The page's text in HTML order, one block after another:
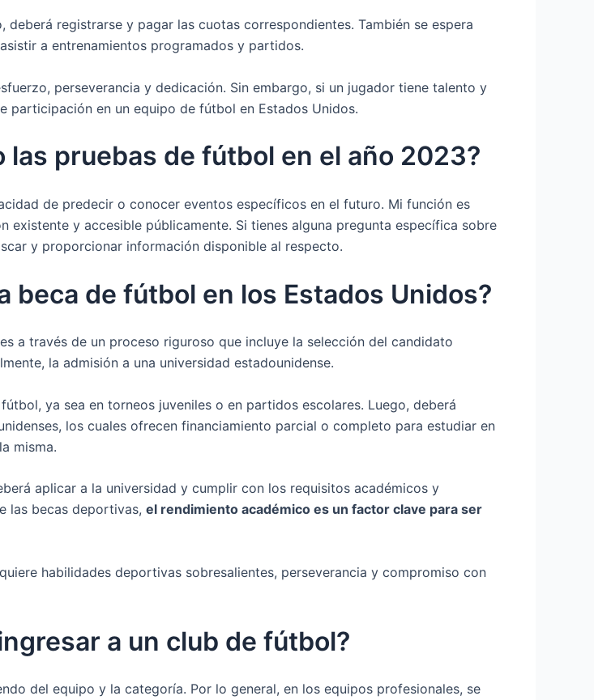
deberá registrarse y pagar las cuotas correspondientes. También se espera
a entrenamientos programados y partidos.
perseverancia y dedicación. Sin embargo, si un jugador tiene talento y
participación en un equipo de fútbol en Estados Unidos.
las pruebas de fútbol en el año 2023?
de predecir o conocer eventos específicos en el futuro. Mi función es
y accesible públicamente. Si tienes alguna pregunta específica sobre
y proporcionar información disponible al respecto.
beca de fútbol en los Estados Unidos?
es a través de un proceso riguroso que incluye la selección del candidato
la admisión a una universidad estadounidense.
ya sea en torneos juveniles o en partidos escolares. Luego, deberá
los cuales ofrecen financiamiento parcial o completo para estudiar en
misma.
aplicar a la universidad y cumplir con los requisitos académicos y
las becas deportivas, el rendimiento académico es un factor clave para ser
habilidades deportivas sobresalientes, perseverancia y compromiso con
a un club de fútbol?
del equipo y la categoría. Por lo general, en los equipos profesionales, se